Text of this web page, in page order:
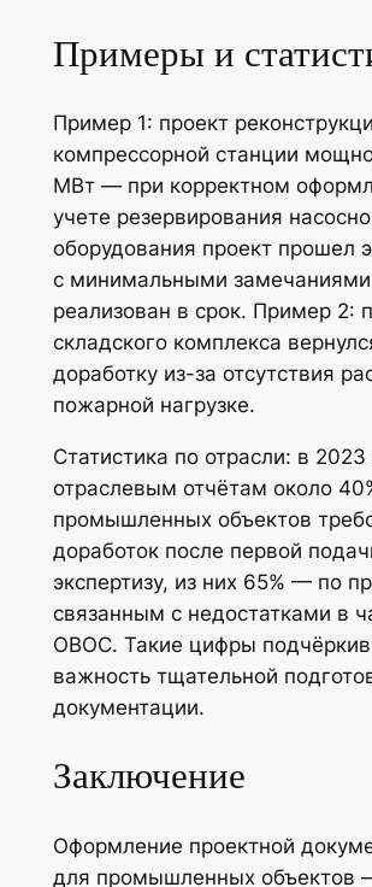
Примеры и
Пример 1: проект
компрессорной станции
МВт — при корректном
учете резервирования
оборудования проект прошел
с минимальными
реализован в срок. Пример 2:
складского комплекса
доработку из-за отсутствия
пожарной нагрузке.
Статистика по отрасли: в 2023
отраслевым отчётам около
промышленных объектов
доработок после первой
экспертизу, из них 65% — по
связанным с недостатками в
ОВОС. Такие цифры
важность тщательной
документации.
Заключение
Оформление проектной
для промышленных объектов